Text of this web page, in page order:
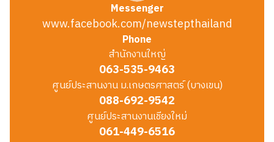
Messenger
www.facebook.com/newstepthailand
Phone
สำนักงานใหญ่
063-535-9463
ศูนย์ประสานงาน ม.เกษตรศาสตร์ (บางเขน)
088-692-9542
ศูนย์ประสานงานเชียงใหม่
061-449-6516